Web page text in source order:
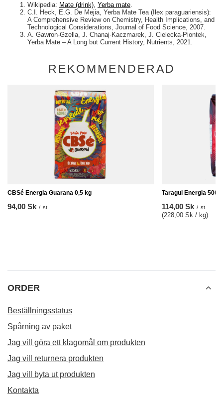
Wikipedia: Mate (drink) Yerba mate
C.I. Heck, E.G. De Mejia, Yerba Mate Tea (Ilex paraguariensis):
A Comprehensive Review on Chemistry, Health Implications, and
Technological Considerations, Journal of Food Science, 2007.
A. Gawron-Gzella, J. Chanaj-Kaczmarek, J. Cielecka-Piontek,
Yerba Mate – A Long but Current History, Nutrients, 2021.
REKOMMENDERAD
CBSé Energia Guarana 0,5 kg
94,00 Sk / st.
Taragui Energia 500g
114,00 Sk / st.
(228,00 Sk / kg)
ORDER
Beställningsstatus
Spårning av paket
Jag vill göra ett klagomål om produkten
Jag vill returnera produkten
Jag vill byta ut produkten
Kontakta